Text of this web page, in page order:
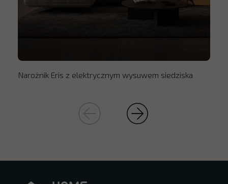
Narożnik Eris z elektrycznym wysuwem siedziska